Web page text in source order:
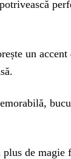
un
plus de magie